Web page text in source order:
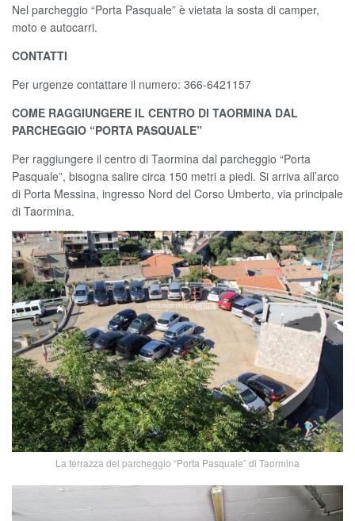
Nel parcheggio “Porta Pasquale” è vietata la sosta di camper,
moto e autocarri.
CONTATTI
Per urgenze contattare il numero: 366-6421157
COME RAGGIUNGERE IL CENTRO DI TAORMINA DAL
PARCHEGGIO “PORTA PASQUALE”
Per raggiungere il centro di Taormina dal parcheggio “Porta
Pasquale”, bisogna salire circa 150 metri a piedi. Si arriva all’arco
di Porta Messina, ingresso Nord del Corso Umberto, via principale
di Taormina.
La terrazza del parcheggio “Porta Pasquale” di Taormina